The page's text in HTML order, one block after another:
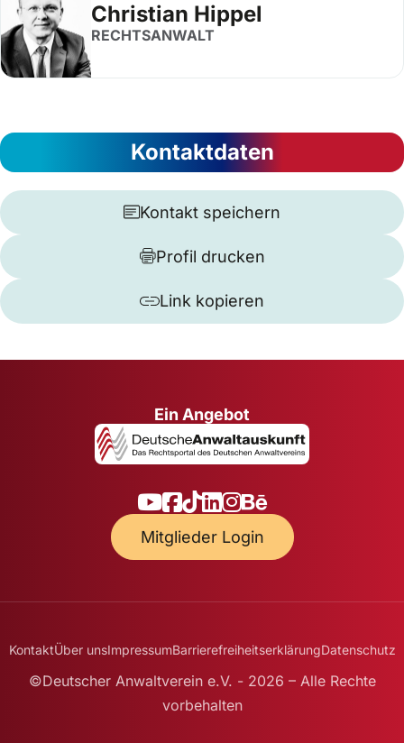
Christian Hippel
RECHTSANWALT
Kontaktdaten
Kontakt speichern
Profil drucken
Link kopieren
Ein Angebot
Mitglieder Login
KontaktÜber unsImpressumBarrierefreiheitserklärungDatenschutz
©Deutscher Anwaltverein e.V. - 2026 – Alle Rechte
vorbehalten